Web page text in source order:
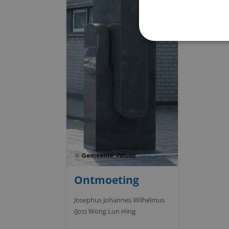
Ontmoeting
Josephus Johannes Wilhelmus
(Jos) Wong Lun Hing